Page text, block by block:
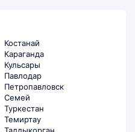
Костанай
Караганда
Кульсары
Павлодар
Петропавловск
Семей
Туркестан
Темиртау
Талдыкорган